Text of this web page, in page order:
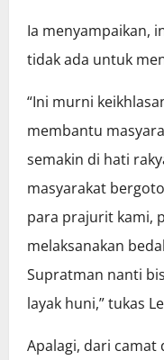
Ia menyampaikan,
tidak ada untuk
“Ini murni
membantu
semakin di hati
masyarakat
para prajurit kami,
melaksanakan
Supratman nanti
layak huni,” tukas
Apalagi, dari camat